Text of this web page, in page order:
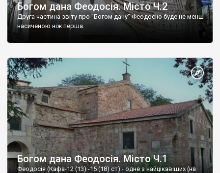
Богом дана Феодосія. Місто Ч.2
Друга частина звіту про "Богом дану" Феодосію буде не менш
насиченою ніж перша.
Богом дана Феодосія. Місто Ч.1
Феодосія (Кафа-12 (13) -15 (18) ст) - одне з найцікавіших (на